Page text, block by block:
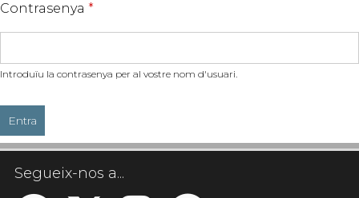
Contrasenya *
Introduïu la contrasenya per al vostre nom d'usuari.
Segueix-nos a...